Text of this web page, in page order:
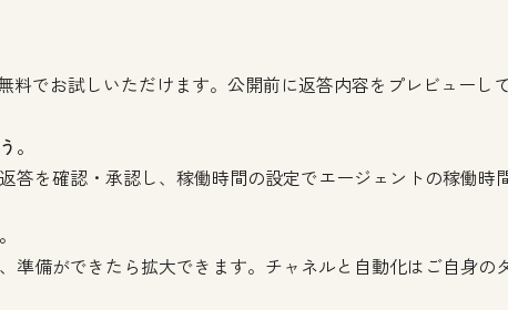
料でお試しいただけます。公開前に返答内容をプレビューし
。
答を確認・承認し、稼働時間の設定でエージェントの稼働時
準備ができたら拡大できます。チャネルと自動化はご自身の